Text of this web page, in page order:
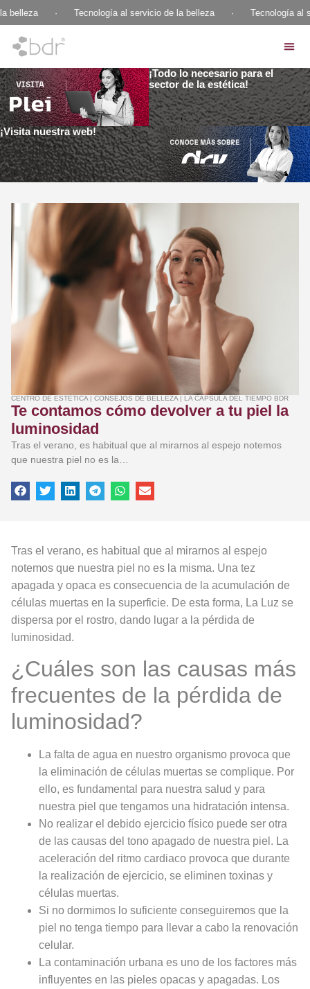
belleza Tecnología al servicio de la belleza Tecnología al
¡Todo lo necesario para el
sector de la estética!
¡Visita nuestra web!
CENTRO DE ESTÉTICA | CONSEJOS DE BELLEZA | LA CÁPSULA DEL TIEMPO BDR
Te contamos cómo devolver a tu piel la
luminosidad
Tras el verano, es habitual que al mirarnos al espejo notemos
que nuestra piel no es la…
Tras el verano, es habitual que al mirarnos al espejo
notemos que nuestra piel no es la misma. Una tez
apagada y opaca es consecuencia de la acumulación de
células muertas en la superficie. De esta forma, La Luz se
dispersa por el rostro, dando lugar a la pérdida de
luminosidad.
¿Cuáles son las causas más
frecuentes de la pérdida de
luminosidad?
La falta de agua en nuestro organismo provoca que
la eliminación de células muertas se complique. Por
ello, es fundamental para nuestra salud y para
nuestra piel que tengamos una hidratación intensa.
No realizar el debido ejercicio físico puede ser otra
de las causas del tono apagado de nuestra piel. La
aceleración del ritmo cardiaco provoca que durante
la realización de ejercicio, se eliminen toxinas y
células muertas.
Si no dormimos lo suficiente conseguiremos que la
piel no tenga tiempo para llevar a cabo la renovación
celular.
La contaminación urbana es uno de los factores más
influyentes en las pieles opacas y apagadas. Los